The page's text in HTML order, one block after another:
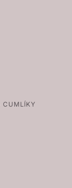
CUMLÍKY